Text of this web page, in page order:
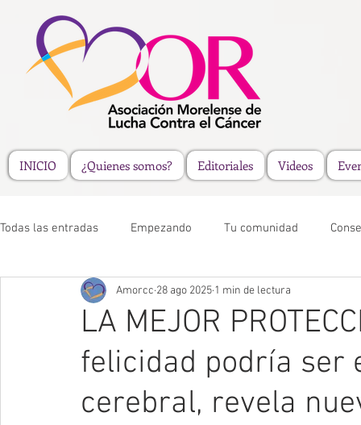
INICIO ¿Quienes somos? Editoriales Videos
Todas las entradas Empezando Tu comunidad
LA MEJOR
felicidad podría ser
cerebral, revela
Amorcc 28 ago 2025 1 min de lectura